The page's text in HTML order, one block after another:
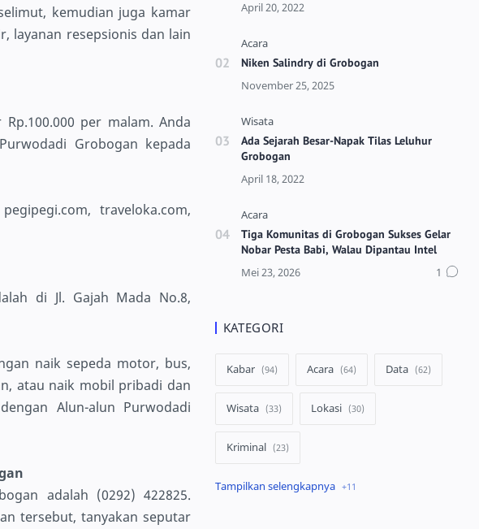
kemudian juga kamar
layanan resepsionis dan lain
per malam. Anda
Grobogan kepada
traveloka.com,
di Jl. Gajah Mada No.8,
naik sepeda motor, bus,
atau naik mobil pribadi dan
Alun-alun Purwodadi
adalah (0292) 422825.
tersebut, tanyakan seputar
Niken Salindry di Grobogan
Ada Sejarah Besar-Napak Tilas Leluhur
Grobogan
Tiga Komunitas di Grobogan Sukses Gelar
Nobar Pesta Babi, Walau Dipantau Intel
KATEGORI
Kabar Acara Data
Wisata Lokasi
Kriminal
Peristiwa Kuliner